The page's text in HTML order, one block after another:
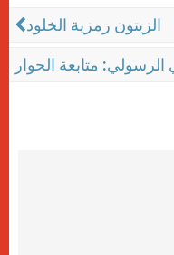
الزيتون رمزية الخلود
متابعة الحوار